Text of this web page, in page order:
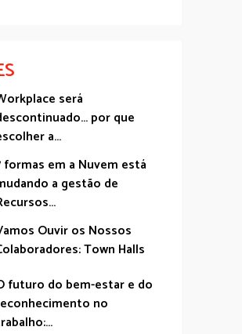
será
por que
a...
formas em a Nuvem está
a gestão de
Ouvir os Nossos
Town Halls
futuro do bem-estar e do
no